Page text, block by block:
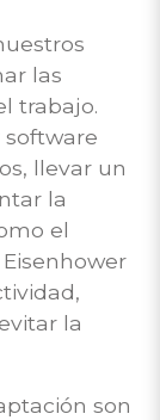
las
trabajo.
software
llevar un
la
el
la
son